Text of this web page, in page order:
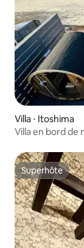
Villa ⋅ Itoshima
Villa en bord de
Superhôte
Superhôte